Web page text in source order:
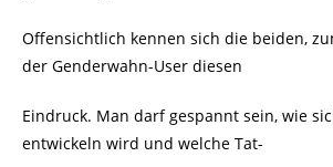
Offensichtlich kennen sich die beiden,
der Genderwahn-User diesen
Eindruck. Man darf gespannt sein, wie
entwickeln wird und welche Tat-